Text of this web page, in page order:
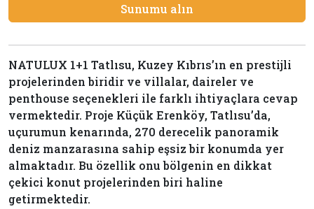
Sunumu alın
NATULUX 1+1 Tatlısu, Kuzey Kıbrıs’ın en prestijli
projelerinden biridir ve villalar, daireler ve
penthouse seçenekleri ile farklı ihtiyaçlara cevap
vermektedir. Proje Küçük Erenköy, Tatlısu’da,
uçurumun kenarında, 270 derecelik panoramik
deniz manzarasına sahip eşsiz bir konumda yer
almaktadır. Bu özellik onu bölgenin en dikkat
çekici konut projelerinden biri haline
getirmektedir.